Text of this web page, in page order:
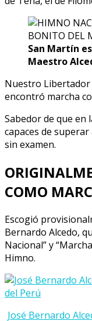
San Martín
Maestro
Nuestro Libertador
encontró marcha
Sabedor de que en
capaces de
sin examen.
COMO
Escogió
Bernardo Alcedo,
Nacional” y
Himno.
José Bernardo